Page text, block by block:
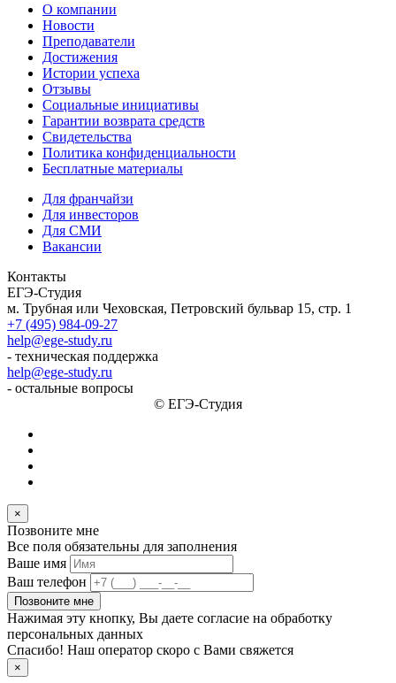
О компании
Новости
Преподаватели
Достижения
Истории успеха
Отзывы
Социальные инициативы
Гарантии возврата средств
Свидетельства
Политика конфиденциальности
Бесплатные материалы
Для франчайзи
Для инвесторов
Для СМИ
Вакансии
Контакты
ЕГЭ-Студия
м. Трубная или Чеховская, Петровский бульвар 15, стр. 1
+7 (495) 984-09-27
help@ege-study.ru
- техническая поддержка
help@ege-study.ru
- остальные вопросы
© ЕГЭ-Студия
×
Позвоните мне
Все поля обязательны для заполнения
Ваше имя
Ваш телефон
Позвоните мне
Нажимая эту кнопку, Вы даете согласие на обработку
персональных данных
Спасибо! Наш оператор скоро с Вами свяжется
×